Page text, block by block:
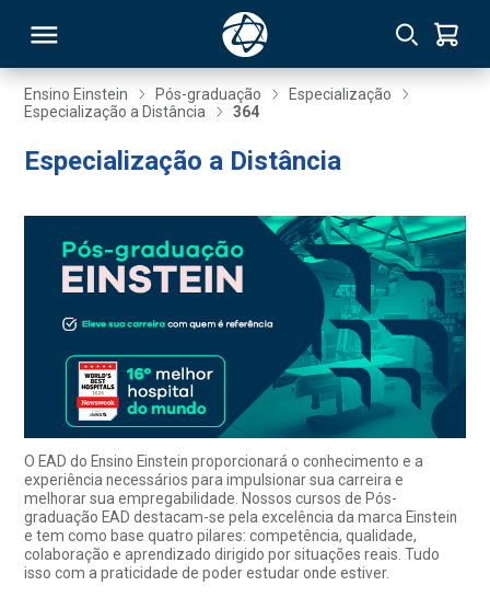
Ensino Einstein Pós-graduação
Especialização
Especialização a Distância
364
Especialização a Distância
O EAD do Ensino Einstein proporcionará o conhecimento e a
experiência necessários para impulsionar sua carreira e
melhorar sua empregabilidade. Nossos cursos de Pós-
graduação EAD destacam-se pela excelência da marca Einstein
e tem como base quatro pilares: competência, qualidade,
colaboração e aprendizado dirigido por situações reais. Tudo
isso com a praticidade de poder estudar onde estiver.